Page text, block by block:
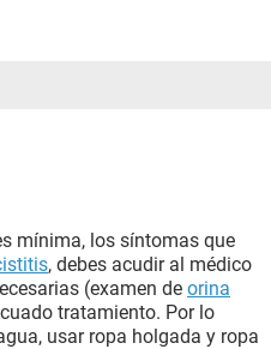
mínima, los síntomas que
, debes acudir al médico
(examen de orina
tratamiento. Por lo
usar ropa holgada y ropa